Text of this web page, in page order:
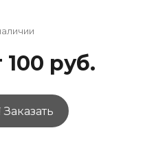
100 руб.
Заказать